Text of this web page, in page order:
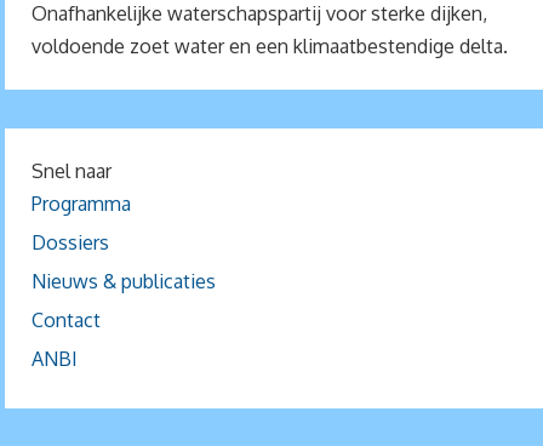
Onafhankelijke waterschapspartij voor sterke dijken,
voldoende zoet water en een klimaatbestendige delta.
Snel naar
Programma
Dossiers
Nieuws & publicaties
Contact
ANBI